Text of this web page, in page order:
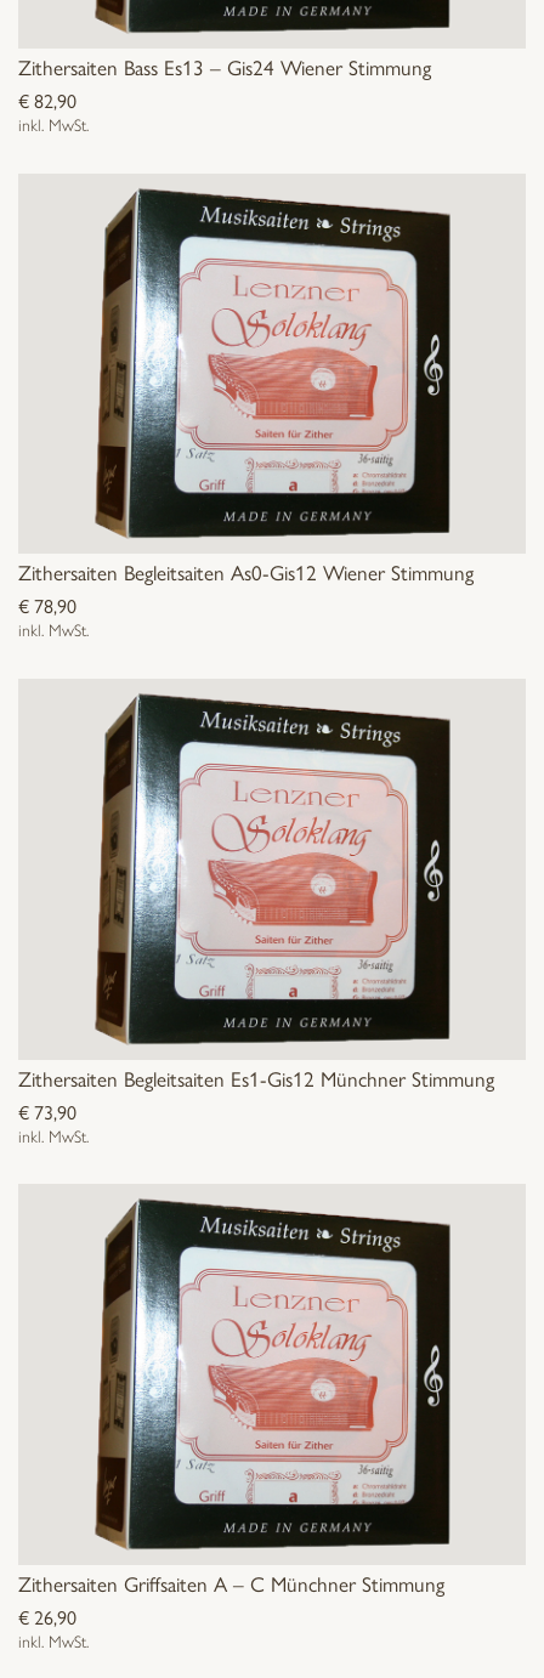
Zithersaiten Bass Es13 – Gis24 Wiener Stimmung
€ 82,90
inkl. MwSt.
Zithersaiten Begleitsaiten As0-Gis12 Wiener Stimmung
€ 78,90
inkl. MwSt.
Zithersaiten Begleitsaiten Es1-Gis12 Münchner Stimmung
€ 73,90
inkl. MwSt.
Zithersaiten Griffsaiten A – C Münchner Stimmung
€ 26,90
inkl. MwSt.